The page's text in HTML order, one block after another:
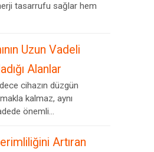
tasarrufu sağlar hem
Uzun Vadeli
Alanlar
cihazın düzgün
kalmaz, aynı
önemli...
Artıran